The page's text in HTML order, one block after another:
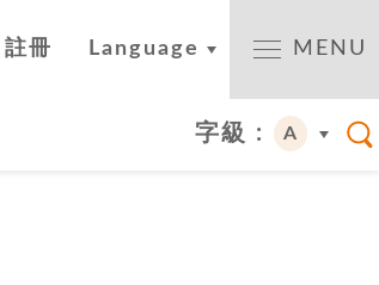
註冊 Language MENU
字級 : A